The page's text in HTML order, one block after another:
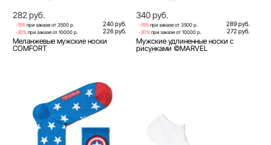
282 руб.
-15% при заказе от 3500 р. 240 руб.
-20% при заказе от 10000 р. 226 руб.
Меланжевые мужские носки
COMFORT
340 руб.
-15% при заказе от 3500 р. 289 руб.
-20% при заказе от 10000 р. 272 руб.
Мужские удлиненные носки с
рисунками ©MARVEL